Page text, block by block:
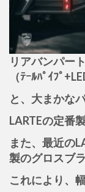
リアバンパー
（ﾃｰﾙﾊﾟｲﾌﾟ
と、大まかな
LARTEの定番
また、最近の
製のグロスブ
これにより、